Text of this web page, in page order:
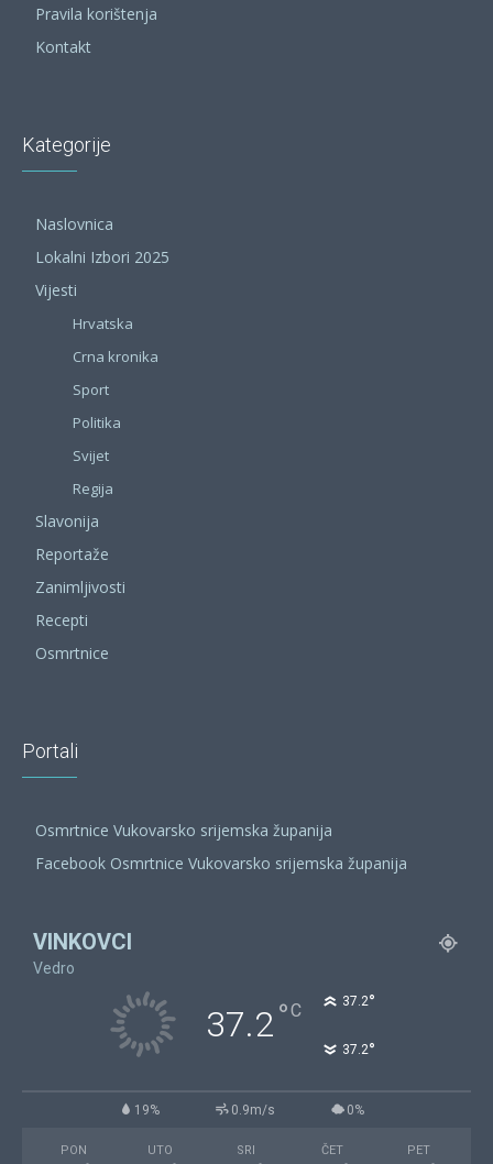
Pravila korištenja
Kontakt
Kategorije
Naslovnica
Lokalni Izbori 2025
Vijesti
Hrvatska
Crna kronika
Sport
Politika
Svijet
Regija
Slavonija
Reportaže
Zanimljivosti
Recepti
Osmrtnice
Portali
Osmrtnice Vukovarsko srijemska županija
Facebook Osmrtnice Vukovarsko srijemska županija
VINKOVCI
Vedro
37.2°C 37.2°
37.2°
19% 0.9m/s 0%
PON UTO SRI ČET PET